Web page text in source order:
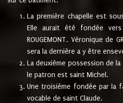
La première chapelle est
Elle aurait été fondée
ROUGEMONT. Véronique de
sera la dernière a y être
La deuxième possession de la
le patron est saint Michel.
Une troisième fondée par la
vocable de saint Claude.